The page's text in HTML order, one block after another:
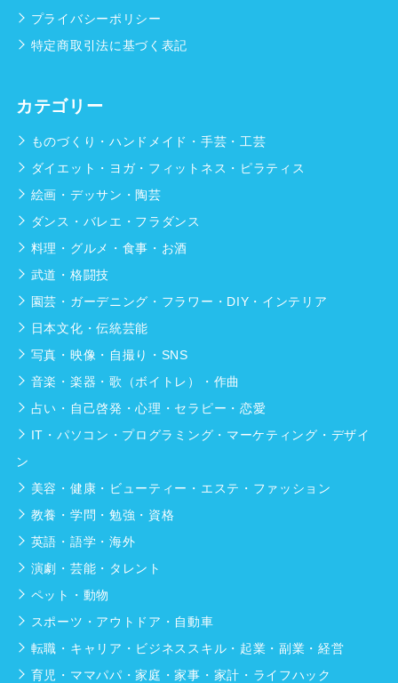
プライバシーポリシー
特定商取引法に基づく表記
カテゴリー
ものづくり・ハンドメイド・手芸・工芸
ダイエット・ヨガ・フィットネス・ピラティス
絵画・デッサン・陶芸
ダンス・バレエ・フラダンス
料理・グルメ・食事・お酒
武道・格闘技
園芸・ガーデニング・フラワー・DIY・インテリア
日本文化・伝統芸能
写真・映像・自撮り・SNS
音楽・楽器・歌（ボイトレ）・作曲
占い・自己啓発・心理・セラピー・恋愛
IT・パソコン・プログラミング・マーケティング・デザイ
ン
美容・健康・ビューティー・エステ・ファッション
教養・学問・勉強・資格
英語・語学・海外
演劇・芸能・タレント
ペット・動物
スポーツ・アウトドア・自動車
転職・キャリア・ビジネススキル・起業・副業・経営
育児・ママパパ・家庭・家事・家計・ライフハック